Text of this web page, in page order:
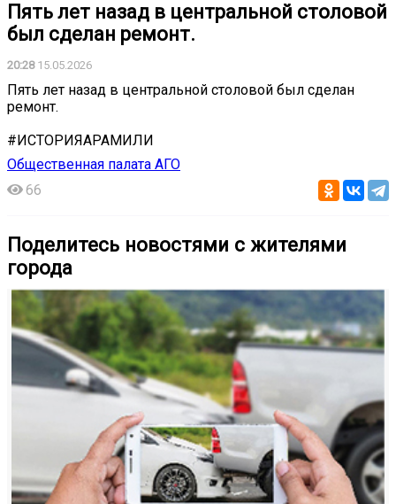
Пять лет назад в центральной столовой
был сделан ремонт.
20:2815.05.2026
Пять лет назад в центральной столовой был сделан
ремонт.
#ИСТОРИЯАРАМИЛИ
Общественная палата АГО
66
Поделитесь новостями с жителями
города